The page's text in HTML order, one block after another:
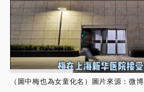
（圖中梅也為女童化名）圖片來源：微博